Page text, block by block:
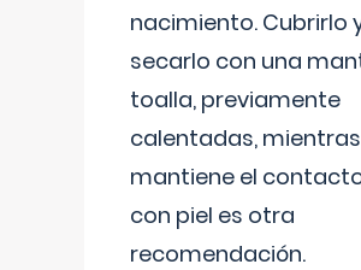
nacimiento. Cubrirlo
secarlo con una
toalla, previamente
calentadas,
mantiene el
con piel es otra
recomendación.